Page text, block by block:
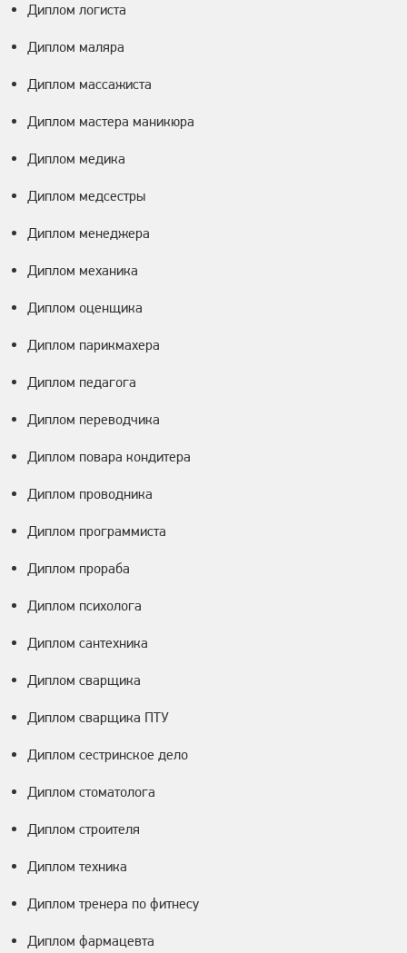
Диплом логиста
Диплом маляра
Диплом массажиста
Диплом мастера маникюра
Диплом медика
Диплом медсестры
Диплом менеджера
Диплом механика
Диплом оценщика
Диплом парикмахера
Диплом педагога
Диплом переводчика
Диплом повара кондитера
Диплом проводника
Диплом программиста
Диплом прораба
Диплом психолога
Диплом сантехника
Диплом сварщика
Диплом сварщика ПТУ
Диплом сестринское дело
Диплом стоматолога
Диплом строителя
Диплом техника
Диплом тренера по фитнесу
Диплом фармацевта